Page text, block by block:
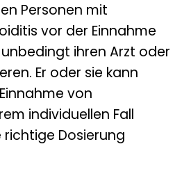
Personen mit
vor der Einnahme
ihren Arzt oder
Er oder sie kann
von
individuellen Fall
Dosierung